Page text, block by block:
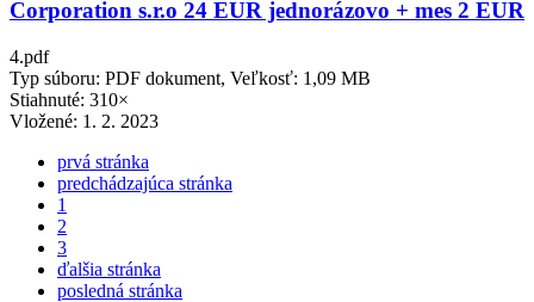
Corporation s.r.o 24 EUR jednorázovo + mes 2 EUR
4.pdf
Typ súboru: PDF dokument, Veľkosť: 1,09 MB
Stiahnuté: 310×
Vložené: 1. 2. 2023
prvá stránka
predchádzajúca stránka
1
2
3
ďalšia stránka
posledná stránka